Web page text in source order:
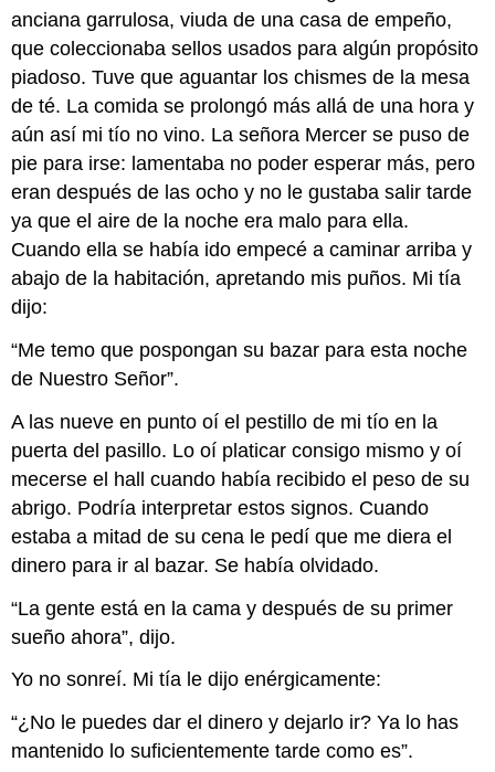
anciana garrulosa, viuda de una casa de empeño,
que coleccionaba sellos usados para algún propósito
piadoso. Tuve que aguantar los chismes de la mesa
de té. La comida se prolongó más allá de una hora y
aún así mi tío no vino. La señora Mercer se puso de
pie para irse: lamentaba no poder esperar más, pero
eran después de las ocho y no le gustaba salir tarde
ya que el aire de la noche era malo para ella.
Cuando ella se había ido empecé a caminar arriba y
abajo de la habitación, apretando mis puños. Mi tía
dijo:
“Me temo que pospongan su bazar para esta noche
de Nuestro Señor”.
A las nueve en punto oí el pestillo de mi tío en la
puerta del pasillo. Lo oí platicar consigo mismo y oí
mecerse el hall cuando había recibido el peso de su
abrigo. Podría interpretar estos signos. Cuando
estaba a mitad de su cena le pedí que me diera el
dinero para ir al bazar. Se había olvidado.
“La gente está en la cama y después de su primer
sueño ahora”, dijo.
Yo no sonreí. Mi tía le dijo enérgicamente:
“¿No le puedes dar el dinero y dejarlo ir? Ya lo has
mantenido lo suficientemente tarde como es”.